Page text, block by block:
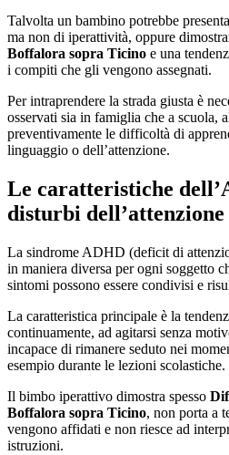
Talvolta un bambino potrebbe
ma non di iperattività, oppure
Boffalora sopra Ticino e una
i compiti che gli vengono assegnati.
Per intraprendere la strada giusta è
osservati sia in famiglia che a scuola,
preventivamente le difficoltà di
linguaggio o dell’attenzione.
Le caratteristiche
disturbi dell’attenzione
La sindrome ADHD (deficit di
in maniera diversa per ogni soggetto
sintomi possono essere condivisi e
La caratteristica principale è la
continuamente, ad agitarsi senza
incapace di rimanere seduto nei
esempio durante le lezioni scolastiche.
Il bimbo iperattivo dimostra spesso
Boffalora sopra Ticino, non porta a
vengono affidati e non riesce ad
istruzioni.